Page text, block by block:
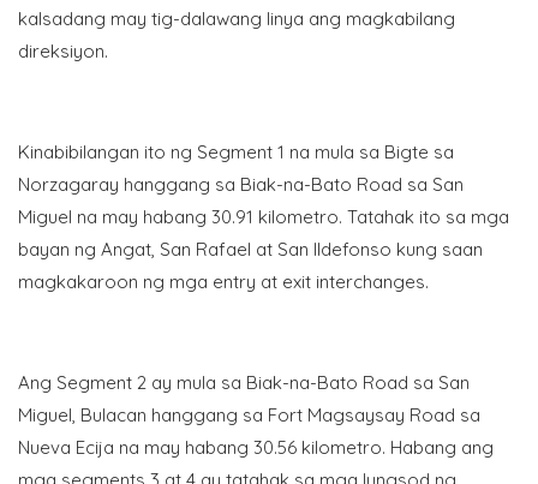
kalsadang may tig-dalawang linya ang magkabilang
direksiyon.
Kinabibilangan ito ng Segment 1 na mula sa Bigte sa
Norzagaray hanggang sa Biak-na-Bato Road sa San
Miguel na may habang 30.91 kilometro. Tatahak ito sa mga
bayan ng Angat, San Rafael at San Ildefonso kung saan
magkakaroon ng mga entry at exit interchanges.
Ang Segment 2 ay mula sa Biak-na-Bato Road sa San
Miguel, Bulacan hanggang sa Fort Magsaysay Road sa
Nueva Ecija na may habang 30.56 kilometro. Habang ang